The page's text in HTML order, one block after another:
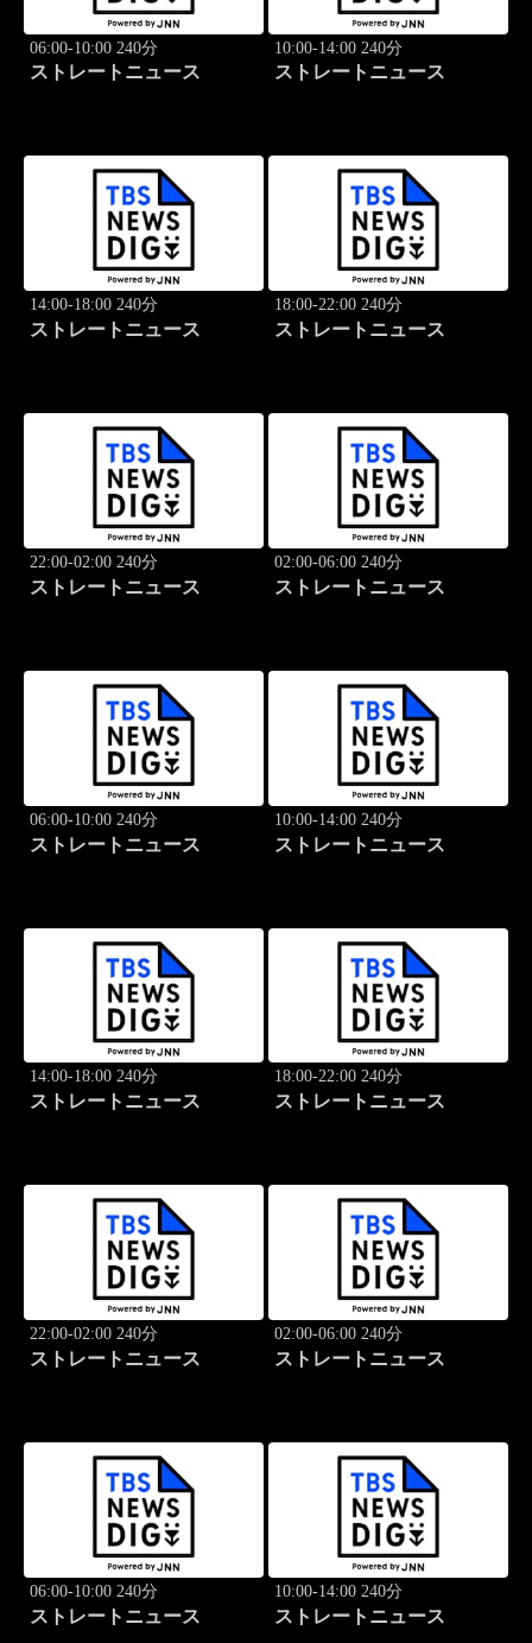
06:00-10:00 240分
ストレートニュース
10:00-14:00 240分
ストレートニュース
14:00-18:00 240分
ストレートニュース
18:00-22:00 240分
ストレートニュース
22:00-02:00 240分
ストレートニュース
02:00-06:00 240分
ストレートニュース
06:00-10:00 240分
ストレートニュース
10:00-14:00 240分
ストレートニュース
14:00-18:00 240分
ストレートニュース
18:00-22:00 240分
ストレートニュース
22:00-02:00 240分
ストレートニュース
02:00-06:00 240分
ストレートニュース
06:00-10:00 240分
ストレートニュース
10:00-14:00 240分
ストレートニュース